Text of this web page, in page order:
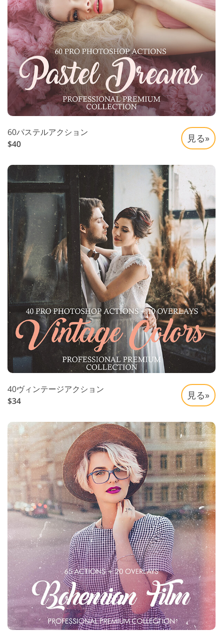
60パステルアクション
$40
見る»
40ヴィンテージアクション
$34
見る»